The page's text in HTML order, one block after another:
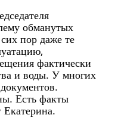
обманутых
пор даже те
фактически
и воды. У многих
Есть факты
Екатерина.